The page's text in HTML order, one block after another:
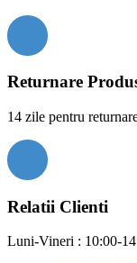
Returnare
14 zile pentru
Relatii Clienti
Luni-Vineri : 10:00-